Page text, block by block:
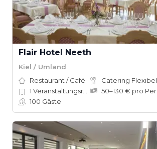
Flair Hotel Neeth
Kiel / Umland
Restaurant / Café
Catering Flexibel
1 Veranstaltungsräume
100 Gäste